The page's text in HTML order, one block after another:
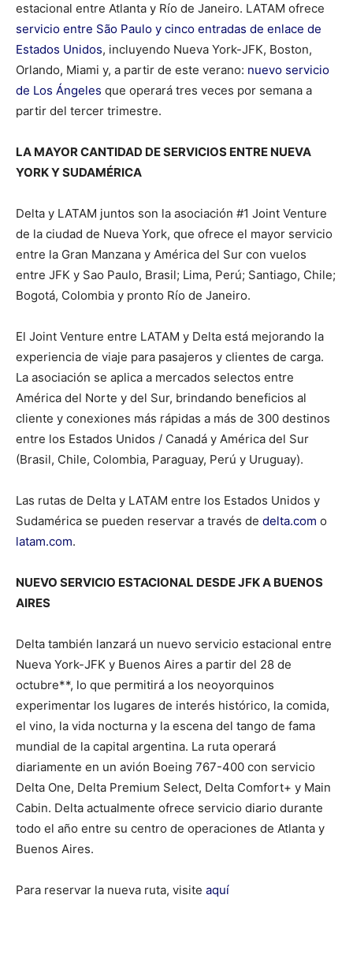
estacional entre Atlanta y Río de Janeiro. LATAM ofrece
servicio entre São Paulo y cinco entradas de enlace de
Estados Unidos, incluyendo Nueva York-JFK, Boston,
Orlando, Miami y, a partir de este verano: nuevo servicio
de Los Ángeles que operará tres veces por semana a
partir del tercer trimestre.
LA MAYOR CANTIDAD DE SERVICIOS ENTRE NUEVA
YORK Y SUDAMÉRICA
Delta y LATAM juntos son la asociación #1 Joint Venture
de la ciudad de Nueva York, que ofrece el mayor servicio
entre la Gran Manzana y América del Sur con vuelos
entre JFK y Sao Paulo, Brasil; Lima, Perú; Santiago, Chile;
Bogotá, Colombia y pronto Río de Janeiro.
El Joint Venture entre LATAM y Delta está mejorando la
experiencia de viaje para pasajeros y clientes de carga.
La asociación se aplica a mercados selectos entre
América del Norte y del Sur, brindando beneficios al
cliente y conexiones más rápidas a más de 300 destinos
entre los Estados Unidos / Canadá y América del Sur
(Brasil, Chile, Colombia, Paraguay, Perú y Uruguay).
Las rutas de Delta y LATAM entre los Estados Unidos y
Sudamérica se pueden reservar a través de delta.com o
latam.com.
NUEVO SERVICIO ESTACIONAL DESDE JFK A BUENOS
AIRES
Delta también lanzará un nuevo servicio estacional entre
Nueva York-JFK y Buenos Aires a partir del 28 de
octubre**, lo que permitirá a los neoyorquinos
experimentar los lugares de interés histórico, la comida,
el vino, la vida nocturna y la escena del tango de fama
mundial de la capital argentina. La ruta operará
diariamente en un avión Boeing 767-400 con servicio
Delta One, Delta Premium Select, Delta Comfort+ y Main
Cabin. Delta actualmente ofrece servicio diario durante
todo el año entre su centro de operaciones de Atlanta y
Buenos Aires.
Para reservar la nueva ruta, visite aquí